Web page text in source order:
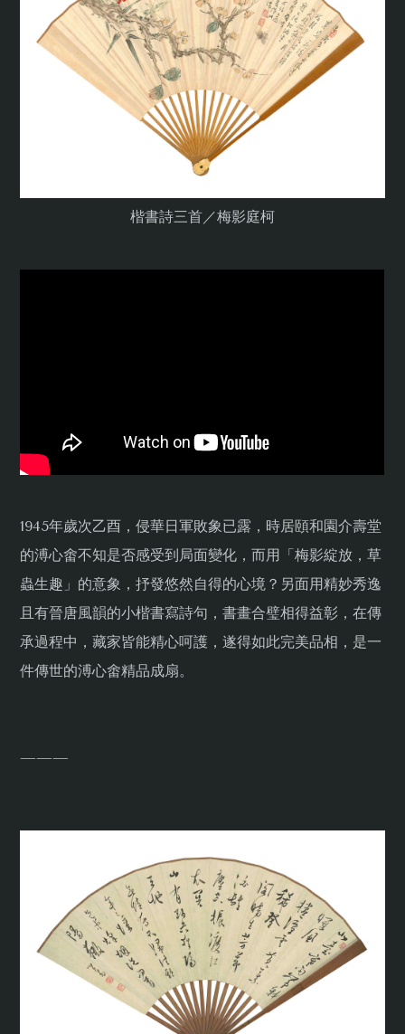
楷書詩三首／梅影庭柯
1945年歲次乙酉，侵華日軍敗象已露，時居頤和園介壽堂
的溥心畬不知是否感受到局面變化，而用「梅影綻放，草
蟲生趣」的意象，抒發悠然自得的心境？另面用精妙秀逸
且有晉唐風韻的小楷書寫詩句，書畫合璧相得益彰，在傳
承過程中，藏家皆能精心呵護，遂得如此完美品相，是一
件傳世的溥心畬精品成扇。
———